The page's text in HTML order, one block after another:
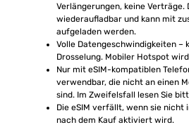
Verlängerungen, keine Verträge.
wiederaufladbar und kann mit
aufgeladen werden.
Volle Datengeschwindigkeiten –
Drosselung. Mobiler Hotspot
Nur mit eSIM-kompatiblen
verwendbar, die nicht an einen
sind. Im Zweifelsfall lesen Sie
Die eSIM verfällt, wenn sie nicht
nach dem Kauf aktiviert wird.